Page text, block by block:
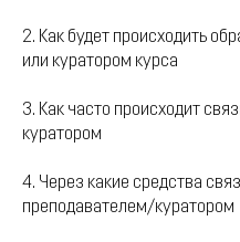
2. Как будет происходить
или куратором курса
3. Как часто происходит
куратором
4. Через какие средства
преподавателем/куратором